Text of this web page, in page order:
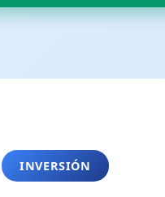
INVERSIÓN